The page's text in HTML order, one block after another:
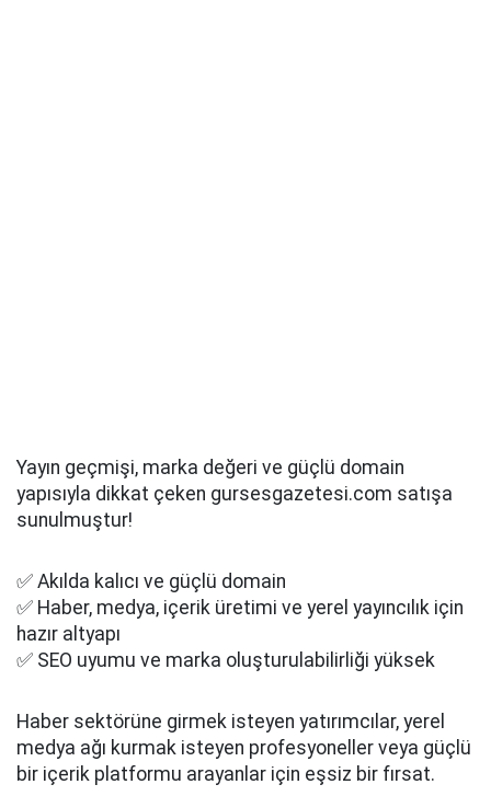
Yayın geçmişi, marka değeri ve güçlü domain
yapısıyla dikkat çeken gursesgazetesi.com satışa
sunulmuştur!
✅ Akılda kalıcı ve güçlü domain
✅ Haber, medya, içerik üretimi ve yerel yayıncılık için
hazır altyapı
✅ SEO uyumu ve marka oluşturulabilirliği yüksek
Haber sektörüne girmek isteyen yatırımcılar, yerel
medya ağı kurmak isteyen profesyoneller veya güçlü
bir içerik platformu arayanlar için eşsiz bir fırsat.